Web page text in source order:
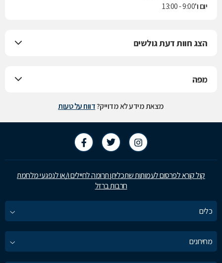
יום ו'9:00 - 13:00
הצג חוות דעת גולשים
מפה
מצאת מידע לא מדוייק?דווח על טעות
קול קורא לפרסום לעמותות שתכליתן תרומה לחיילים ו/או לנפגעי מלחמת
חרבות ברזל
כלים
מחירונים